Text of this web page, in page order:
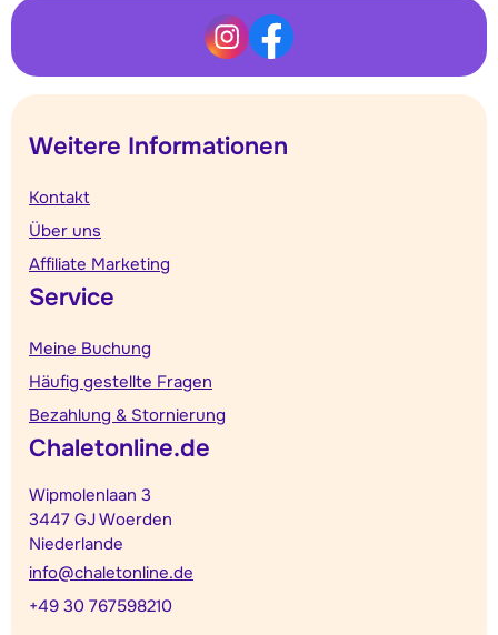
Weitere Informationen
Kontakt
Über uns
Affiliate Marketing
Service
Meine Buchung
Häufig gestellte Fragen
Bezahlung & Stornierung
Chaletonline.de
Wipmolenlaan 3
3447 GJ Woerden
Niederlande
info@chaletonline.de
+49 30 767598210